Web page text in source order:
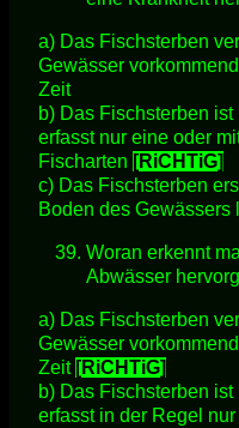
a) Das Fischsterben
Gewässer
Zeit
b) Das Fischsterben
erfasst nur eine oder
Fischarten [RiCHTiG]
c) Das Fischsterben
Boden des Gewässers
Woran erkennt
Abwässer
a) Das Fischsterben
Gewässer
Zeit [RiCHTiG]
b) Das Fischsterben
erfasst in der Regel